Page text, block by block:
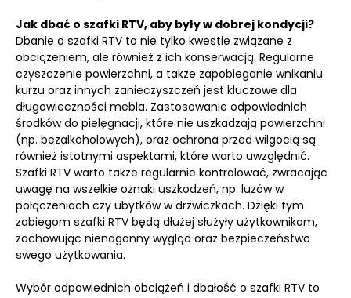
Jak dbać o szafki RTV, aby były w dobrej kondycji?
Dbanie o szafki RTV to nie tylko kwestie związane z
obciążeniem, ale również z ich konserwacją. Regularne
czyszczenie powierzchni, a także zapobieganie wnikaniu
kurzu oraz innych zanieczyszczeń jest kluczowe dla
długowieczności mebla. Zastosowanie odpowiednich
środków do pielęgnacji, które nie uszkadzają powierzchni
(np. bezalkoholowych), oraz ochrona przed wilgocią są
również istotnymi aspektami, które warto uwzględnić.
Szafki RTV warto także regularnie kontrolować, zwracając
uwagę na wszelkie oznaki uszkodzeń, np. luzów w
połączeniach czy ubytków w drzwiczkach. Dzięki tym
zabiegom szafki RTV będą dłużej służyły użytkownikom,
zachowując nienaganny wygląd oraz bezpieczeństwo
swego użytkowania.
Wybór odpowiednich obciążeń i dbałość o szafki RTV to